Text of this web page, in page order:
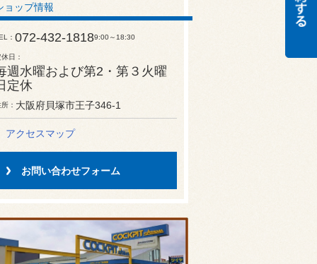
ョップ情報
072-432-18189:00～18:30
日
週水曜および第2・第３火曜
定休
所 大阪府貝塚市王子346-1
アクセスマップ
お問い合わせフォーム